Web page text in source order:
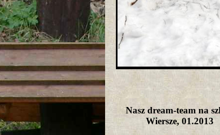
Nasz dream-team na
Wiersze, 01.2013